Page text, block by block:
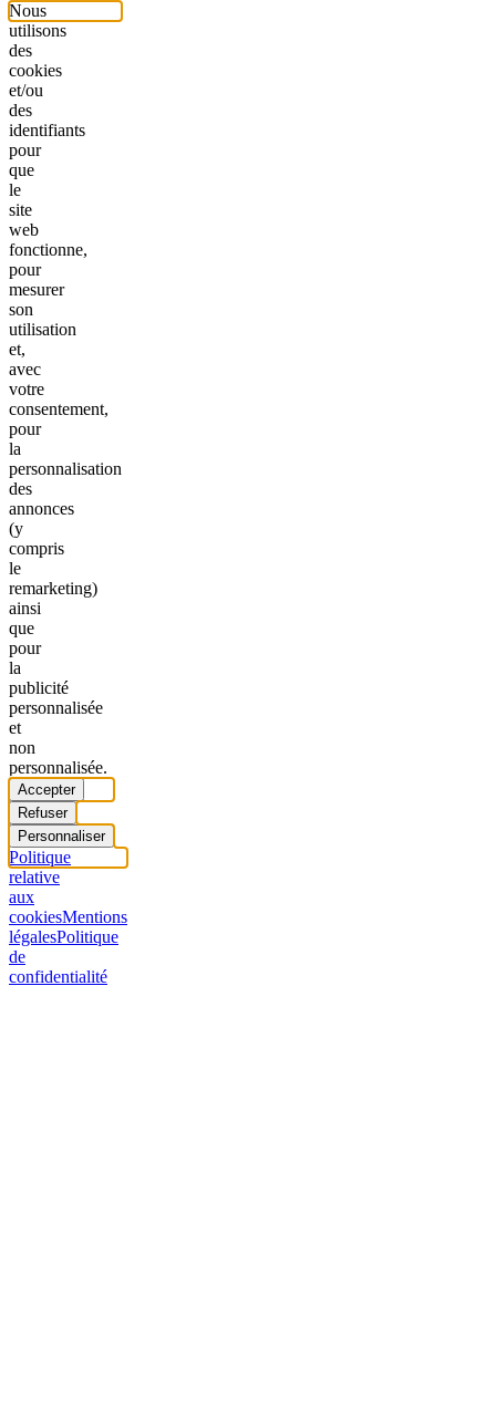
Nous
utilisons
des
cookies
et/ou
des
identifiants
pour
que
le
site
web
fonctionne,
pour
mesurer
son
utilisation
et,
avec
votre
consentement,
pour
la
personnalisation
des
annonces
(y
compris
le
remarketing)
ainsi
que
pour
la
publicité
personnalisée
et
non
personnalisée.
Accepter
Refuser
Personnaliser
Politique
relative
aux
cookiesMentions
légalesPolitique
de
confidentialité